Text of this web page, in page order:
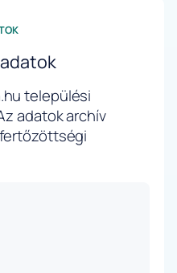
települési
adatok archív